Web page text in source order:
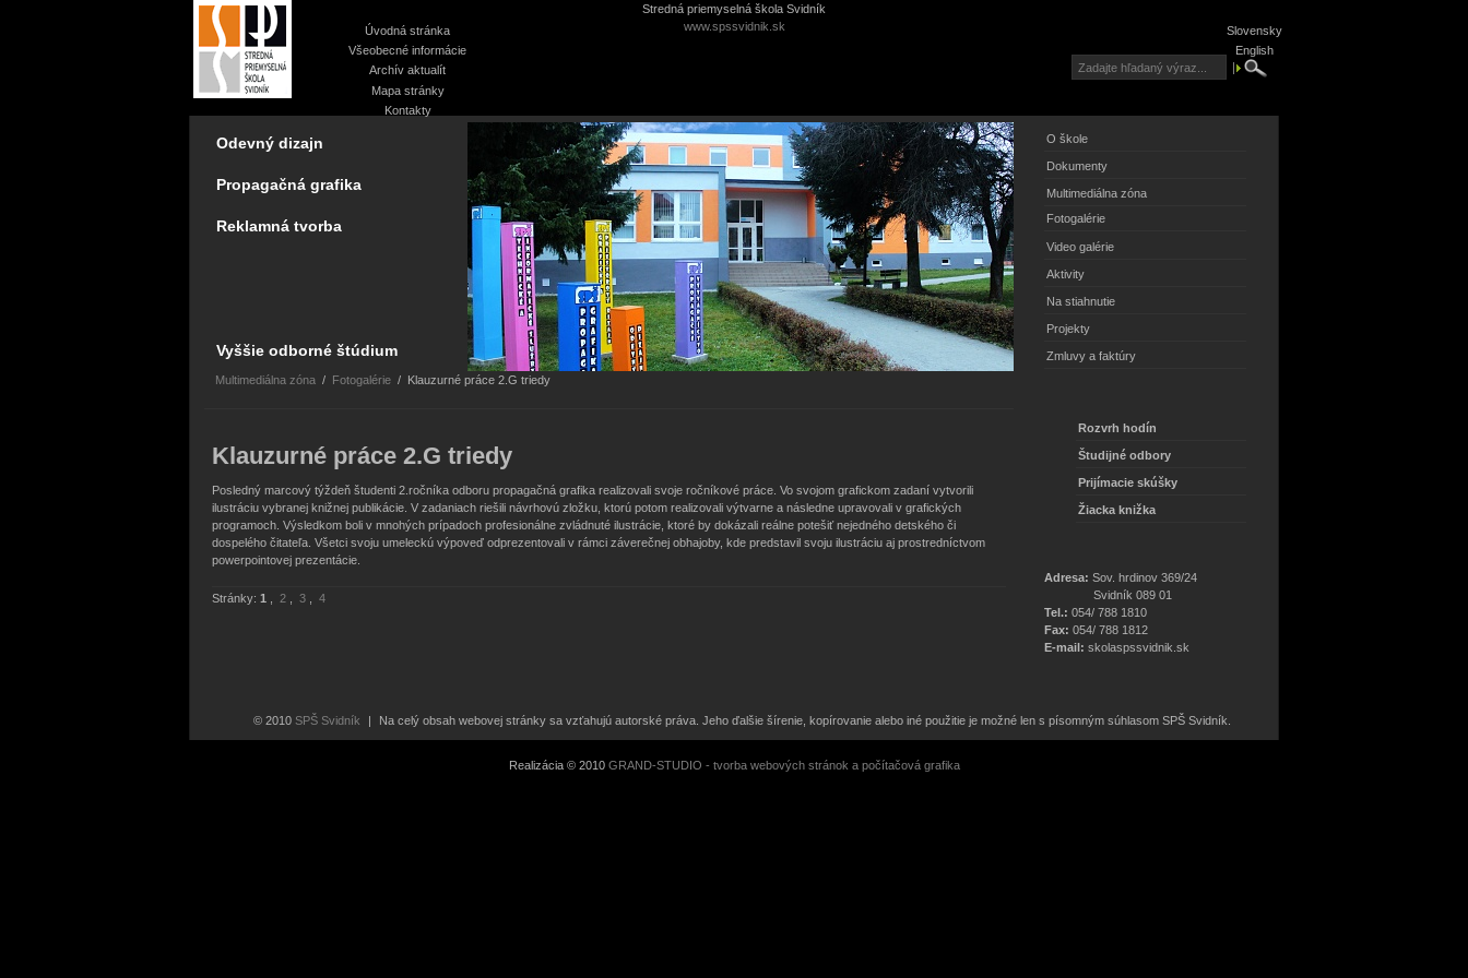
Stredná priemyselná škola Svidník
www.spssvidnik.sk
Úvodná stránka
Všeobecné informácie
Archív aktualít
Mapa stránky
Kontakty
Slovensky
English
Odevný dizajn
Propagačná grafika
Reklamná tvorba
Vyššie odborné štúdium
Multimediálna zóna / Fotogalérie / Klauzurné práce 2.G triedy
Klauzurné práce 2.G triedy
Posledný marcový týždeň študenti 2.ročníka odboru propagačná grafika realizovali svoje ročníkové práce. Vo svojom grafickom zadaní vytvorili
ilustráciu vybranej knižnej publikácie. V zadaniach riešili návrhovú zložku, ktorú potom realizovali výtvarne a následne upravovali v grafických
programoch. Výsledkom boli v mnohých prípadoch profesionálne zvládnuté ilustrácie, ktoré by dokázali reálne potešiť nejedného detského či
dospelého čitateľa. Všetci svoju umeleckú výpoveď odprezentovali v rámci záverečnej obhajoby, kde predstavil svoju ilustráciu aj prostredníctvom
powerpointovej prezentácie.
Stránky: 1 2 3 4
O škole
Dokumenty
Multimediálna zóna
Fotogalérie
Video galérie
Aktivity
Na stiahnutie
Projekty
Zmluvy a faktúry
Rozvrh hodín
Študijné odbory
Prijímacie skúšky
Žiacka knižka
Adresa: Sov. hrdinov 369/24
Svidník 089 01
Tel.: 054/ 788 1810
Fax: 054/ 788 1812
E-mail: skolaspssvidnik.sk
© 2010 SPŠ Svidník | Na celý obsah webovej stránky sa vzťahujú autorské práva. Jeho ďalšie šírenie, kopírovanie alebo iné použitie je možné len s písomným súhlasom SPŠ Svidník.
Realizácia © 2010 GRAND-STUDIO - tvorba webových stránok a počítačová grafika